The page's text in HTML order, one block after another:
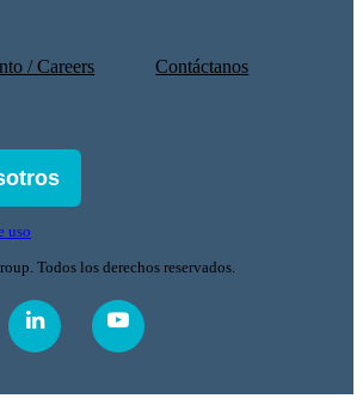
/ Careers Contáctanos
uso
Todos los derechos reservados.